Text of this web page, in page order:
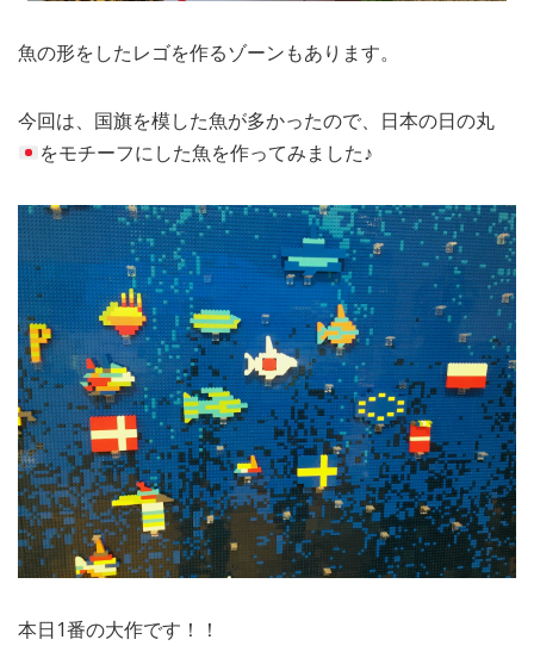
魚の形をしたレゴを作るゾーンもあります。
今回は、国旗を模した魚が多かったので、日本の日の丸
をモチーフにした魚を作ってみました♪
本日1番の大作です！！